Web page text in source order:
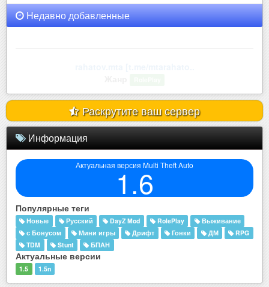
Недавно добавленные
Раскрутите ваш сервер
Информация
Актуальная версия Multi Theft Auto
1.6
Популярные теги
Новые Русский DayZ Mod RolePlay
Выживание
с Бонусом
Мини игры Дрифт Гонки ДМ
RPG
TDM
Stunt БПАН
Актуальные версии
1.5 1.5n